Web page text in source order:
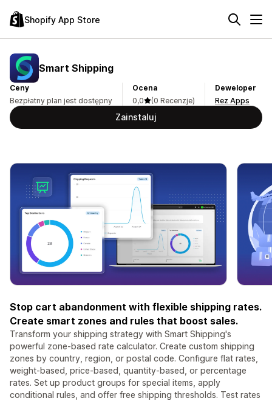
Shopify App Store
Smart Shipping
Ceny
Bezpłatny plan jest dostępny
Ocena
0,0
(0 Recenzje)
Deweloper
Rez Apps
Zainstaluj
Stop cart abandonment with flexible shipping rates.
Create smart zones and rules that boost sales.
Transform your shipping strategy with Smart Shipping's
powerful zone-based rate calculator. Create custom shipping
zones by country, region, or postal code. Configure flat rates,
weight-based, price-based, quantity-based, or percentage
rates. Set up product groups for special items, apply
conditional rules, and offer free shipping thresholds. Test rates